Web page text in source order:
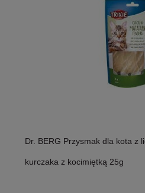
Dr. BERG Przysmak dla kota z
kurczaka z kocimiętką 25g